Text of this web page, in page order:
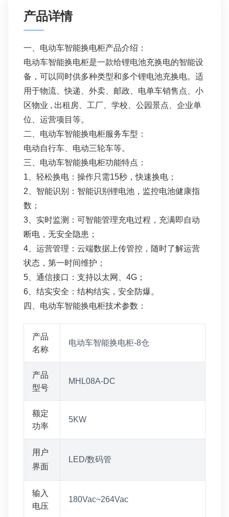
产品详情
一、电动车智能换电柜产品介绍：
电动车智能换电柜是一款给锂电池充换电的智能设
备，可以同时供多种类型和多个锂电池充换电。适
用于物流、快递、外卖、邮政、电单车销售点、小
区物业 , 出租房、工厂、学校、公园景点、企业单
位、运营项目等。
二、电动车智能换电柜服务车型：
电动自行车、电动三轮车等。
三、电动车智能换电柜功能特点：
1、轻松换电：操作只需15秒，快速换电；
2、智能识别：智能识别锂电池，监控电池健康指
数；
3、实时监测：可智能管理充电过程，充满即⾃动
断电，⽆安全隐患；
4、运营管理：云端数据上传管控，随时了解运营
状态，第⼀时间维护；
5、通信接口：支持以太网、4G；
6、结实安全：结构结实，安全防爆。
四、电动车智能换电柜技术参数：
产品
名称
电动车智能换电柜-8仓
产品
型号
MHL08A-DC
额定
功率
5KW
用户
界面
LED/数码管
输入
电压
180Vac~264Vac